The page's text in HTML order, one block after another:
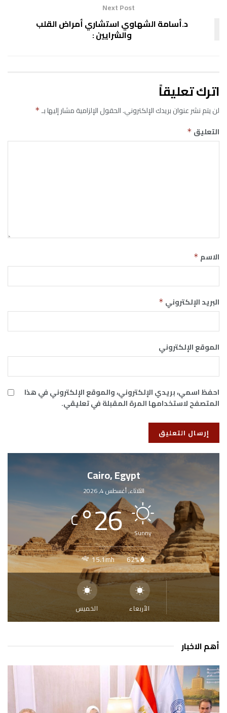
Next Post
د.أسامة الشهاوي استشاري أمراض القلب
والشرايين :
اترك تعليقاً
لن يتم نشر عنوان بريدك الإلكتروني.الحقول الإلزامية مشار إليها بـ*
التعليق *
الاسم *
البريد الإلكتروني *
الموقع الإلكتروني
احفظ اسمي، بريدي الإلكتروني، والموقع الإلكتروني في هذا
المتصفح لاستخدامها المرة المقبلة في تعليقي.
Cairo, Egypt
الثلاثاء, أغسطس 4, 2026
Sunny
26
°
C
62%
15.1mh
الأربعاء الخميس
أهم الاخبار